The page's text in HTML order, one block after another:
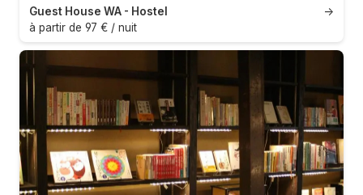
→
Guest House WA - Hostel
à partir de 97 € / nuit